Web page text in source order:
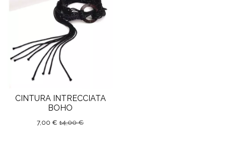
CINTURA INTRECCIATA
BOHO
7,00 € 14,00 €